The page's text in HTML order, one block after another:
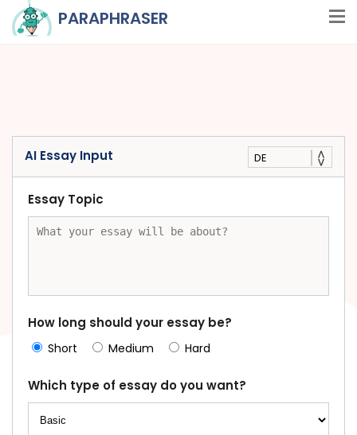
PARAPHRASER
AI Essay Input DE
Essay Topic
How long should your essay be?
Short Medium Hard
Which type of essay do you want?